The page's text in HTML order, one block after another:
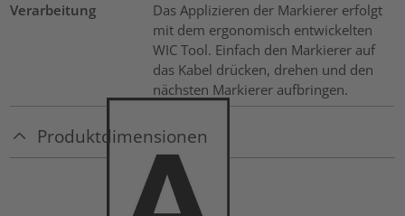
Verarbeitung
Das Applizieren der Markierer erfolgt
mit dem ergonomisch entwickelten
WIC Tool. Einfach den Markierer auf
das Kabel drücken, drehen und den
nächsten Markierer aufbringen.
Produktdimensionen